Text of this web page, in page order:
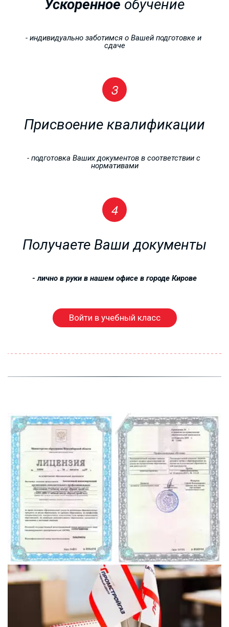
ПРОФЕССИИ
от 4000 рублей!!!
РАБОЧИЕ
ПРОФЕССИИ
от 4000 рублей!!!
Ускоренное обучение
- индивидуально заботимся о Вашей подготовке и
сдаче
Присвоение квалификации
- подготовка Ваших документов в соответствии с
нормативами
Получаете Ваши документы
- лично в руки в нашем офисе в городе Кирове
Войти в учебный класс